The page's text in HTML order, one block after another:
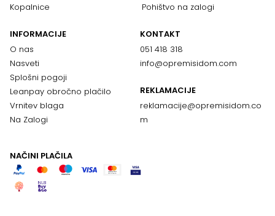
Kopalnice
Pohištvo na zalogi
INFORMACIJE
O nas
Nasveti
Splošni pogoji
Leanpay obročno plačilo
Vrnitev blaga
Na Zalogi
KONTAKT
051 418 318
info@opremisidom.com
REKLAMACIJE
reklamacije@opremisidom.co
m
NAČINI PLAČILA